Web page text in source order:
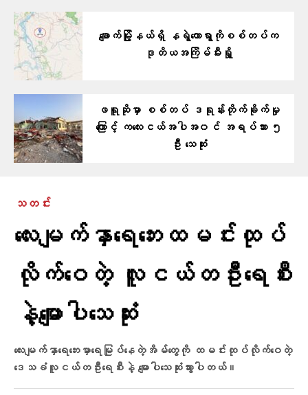
ချောက်မြို့နယ်ရှိ နရွဲတောရွာကိုစစ်တပ်က
ဒုတိယအကြိမ်မီးရှို့
ဖရူဆိုမှာ စစ်တပ် ဒရုန်းတိုက်ခိုက်မှု
ကြောင့် ကလေးငယ်အပါအ၀င် အရပ်သား ၅
ဦး သေဆုံး
သတင်း
လေးမျက်နှာရေဘေးထမင်းထုပ်
လိုက်ဝေတဲ့ လူငယ်တဦးရေစီး
နဲ့မျောပါသေဆုံး
လေးမျက်နှာရေဘေးမှာရေမြုပ်နေတဲ့အိမ်တွေကို ထမင်းထုပ်လိုက်ဝေတဲ့
ဒေသခံလူငယ်တဦးရေစီးနဲ့ မျောပါသေဆုံးသွားပါတယ်။